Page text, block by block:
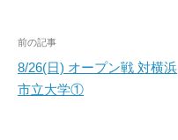
投
稿
ナ
前の記事
8/26(日) オープン戦 対横浜
市立大学①